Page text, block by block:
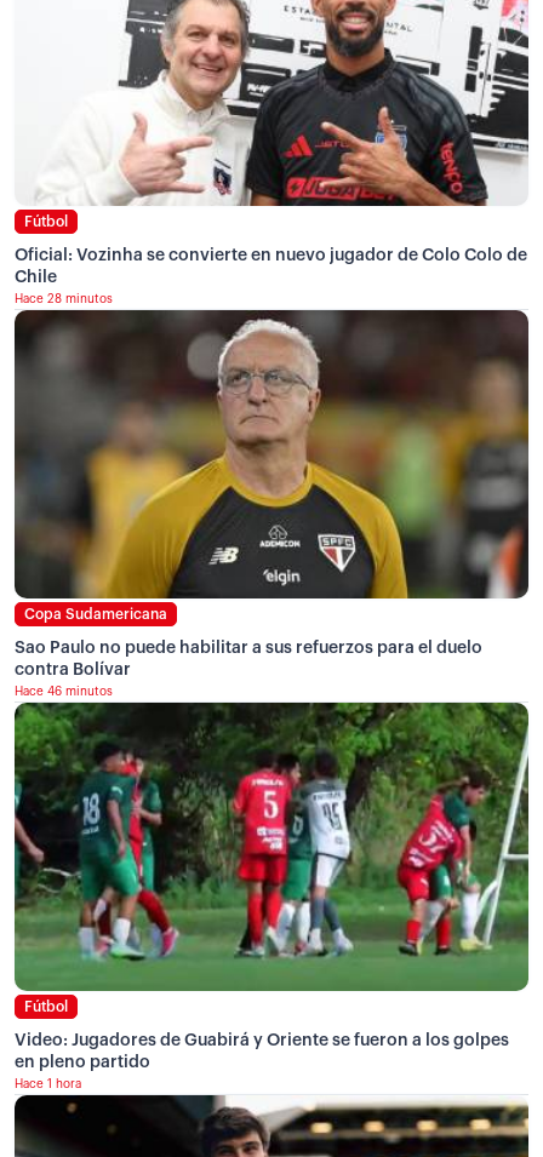
Fútbol
Oficial: Vozinha se convierte en nuevo jugador de Colo Colo de
Chile
Hace 28 minutos
Copa Sudamericana
Sao Paulo no puede habilitar a sus refuerzos para el duelo
contra Bolívar
Hace 46 minutos
Fútbol
Video: Jugadores de Guabirá y Oriente se fueron a los golpes
en pleno partido
Hace 1 hora